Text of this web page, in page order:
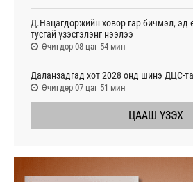
Д.Нацагдоржийн ховор гар бичмэл, эд
тусгай үзэсгэлэнг нээлээ
Өчигдөр 08 цаг 54 мин
Даланзадгад хот 2028 онд шинэ ДЦС-
Өчигдөр 07 цаг 51 мин
ЦААШ ҮЗЭХ